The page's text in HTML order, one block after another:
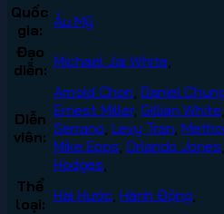
Quốc
gia:
Âu Mỹ
Đạo
diễn: Michael Jai White
Diễn
viên:
Arnold Chon Daniel
Ernest Miller, Gillian White
Serrano Levy Tran
Mike Epps Orlando Jones
Hodges
Thể
loại: Hài Hước Hành Động